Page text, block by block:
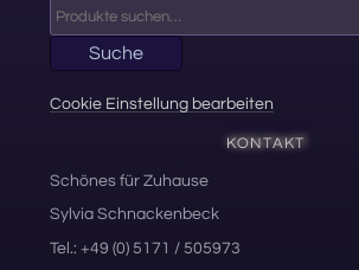
nach:
Suche
Cookie Einstellung bearbeiten
KONTAKT
Schönes für Zuhause
Sylvia Schnackenbeck
Tel.: +49 (0) 5171 / 505973